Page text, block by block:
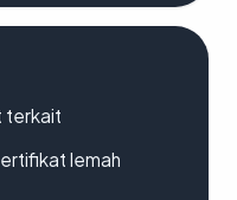
terkait
lemah